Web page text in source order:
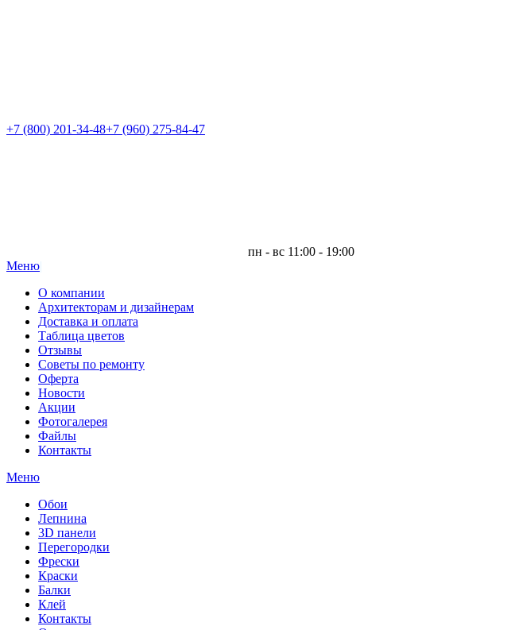
+7 (800) 201-34-48+7 (960) 275-84-47
пн - вс 11:00 - 19:00
Меню|
О компании
Архитекторам и дизайнерам
Доставка и оплата
Таблица цветов
Отзывы
Советы по ремонту
Оферта
Новости
Акции
Фотогалерея
Файлы
Контакты
Меню
Обои
Лепнина
3D панели
Перегородки
Фрески
Краски
Балки
Клей
Контакты